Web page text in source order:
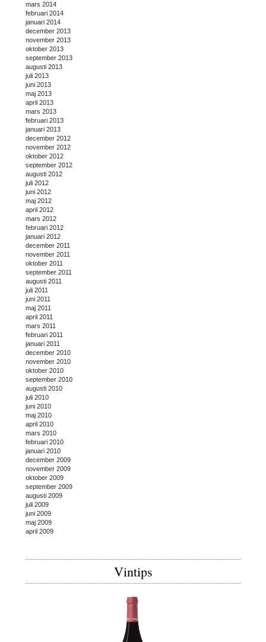
mars 2014
februari 2014
januari 2014
december 2013
november 2013
oktober 2013
september 2013
augusti 2013
juli 2013
juni 2013
maj 2013
april 2013
mars 2013
februari 2013
januari 2013
december 2012
november 2012
oktober 2012
september 2012
augusti 2012
juli 2012
juni 2012
maj 2012
april 2012
mars 2012
februari 2012
januari 2012
december 2011
november 2011
oktober 2011
september 2011
augusti 2011
juli 2011
juni 2011
maj 2011
april 2011
mars 2011
februari 2011
januari 2011
december 2010
november 2010
oktober 2010
september 2010
augusti 2010
juli 2010
juni 2010
maj 2010
april 2010
mars 2010
februari 2010
januari 2010
december 2009
november 2009
oktober 2009
september 2009
augusti 2009
juli 2009
juni 2009
maj 2009
april 2009
Vintips